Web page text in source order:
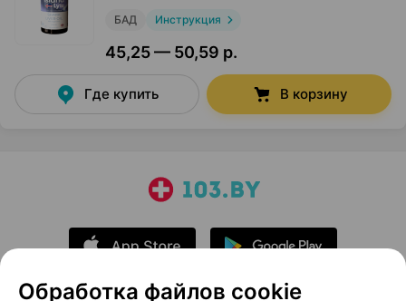
БАД Инструкция
45,25 — 50,59 р.
Где купить В корзину
Обработка файлов cookie